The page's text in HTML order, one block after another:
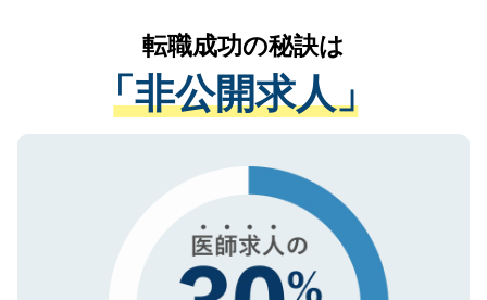
は、個人情報の取り扱いについての厳密な
管理基準を満たした事業者のみに付与され
る、プライバシーマークを取得済みです。
で、機密保持に関してもご安心ください。
かがいして、現在の医療機関の状況や紹介
経験をまじえながら、適切なアドバイスを
させていただきます。すぐにご転職をされ
ない方には、長期的なサポートが可能です
ので、まずはご登録ください。
転職成功の秘訣は
「非公開求人」